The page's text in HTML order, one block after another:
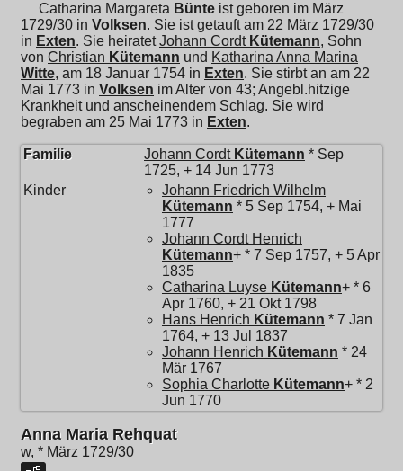
Catharina Margareta Bünte ist geboren im März
1729/30 in Volksen. Sie ist getauft am 22 März 1729/30
in Exten. Sie heiratetJohann Cordt Kütemann, Sohn
von Christian Kütemann und Katharina Anna Marina
Witte, am 18 Januar 1754 in Exten. Sie stirbt an am 22
Mai 1773 in Volksen im Alter von 43; Angebl.hitzige
Krankheit und anscheinendem Schlag. Sie wird
begraben am 25 Mai 1773 in Exten.
Familie Johann Cordt Kütemann * Sep
1725, + 14 Jun 1773
Kinder
Johann Friedrich Wilhelm
Kütemann * 5 Sep 1754, + Mai
1777
Johann Cordt Henrich
Kütemann+ * 7 Sep 1757, + 5 Apr
1835
Catharina Luyse Kütemann+ * 6
Apr 1760, + 21 Okt 1798
Hans Henrich Kütemann * 7 Jan
1764, + 13 Jul 1837
Johann Henrich Kütemann * 24
Mär 1767
Sophia Charlotte Kütemann+ * 2
Jun 1770
Anna Maria Rehquat
w, * März 1729/30